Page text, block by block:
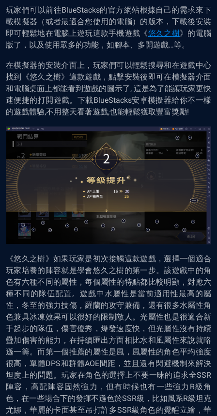
玩家們可以前往BlueStacks的官方網站根據自己的需求來下
載模擬器（或者最適合您使用的電腦）的版本，下載後安裝
即可輕鬆地在電腦上遊玩這款手機遊戲《悠久之樹》的電腦
版了，以及使用眾多的功能，如腳本、多開遊戲…等。
在模擬器的安裝介面上，玩家們可以輕鬆搜尋和在遊戲中心
找到《悠久之樹》這款遊戲，點擊安裝後即可在模擬器介面
和電腦桌面上都能看到遊戲的圖示了, 這是為了能讓玩家更快
速便捷的打開遊戲。下載BlueStacks安卓模擬器給你不一樣
的遊戲體驗,不用整天看著遊戲,也能輕鬆獲取豐富獎勵!
《悠久之樹》如果玩家是初次接觸這款遊戲，選擇一個適合
玩家培養的陣容就是學會悠久之樹的第一步。該遊戲中的角
色有六種不同的屬性，每個屬性的特點都比較明顯，對應六
種不同的隊伍配置。遊戲中水屬性是當前適用性最高的屬
性，冬至的強力技傷，羅蘭的攻守兼備，還有很多水屬性角
色兼具冰凍效果可以很好的限制敵人。光屬性也是很適合新
手起步的隊伍，傷害優秀，爆發速度快，但光屬性沒有持續
疊加傷害的能力，在持續匯出方面相比水和風屬性來說就略
遜一籌。而第一個推薦的屬性是風，風屬性的角色平均強度
很高，單體DPS和群體AOE間距，並且還有閃避機制來解決
坦度上的問題。玩家在角色的選擇上不要一昧的追求全SSR
陣容，高配陣容固然強力，但有時候也有一些強力R級角
色，在一些場合下的發揮不遜色於SSR級，比如風系R級坦克
尤娜，華麗的卡面甚至吊打許多SSR級角色的覺醒立繪，華